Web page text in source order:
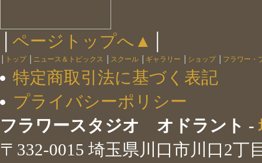
ページトップへ▲
トップ ニュース＆トピックス スクール ギャラリー ショップ フラワー・
特定商取引法に基づく表記
プライバシーポリシー
フラワースタジオ オドラント -
〒332-0015 埼玉県川口市川口2